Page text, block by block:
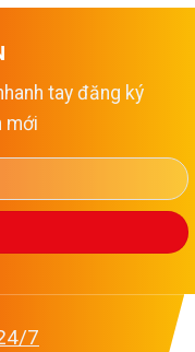
tay đăng ký
mới
7